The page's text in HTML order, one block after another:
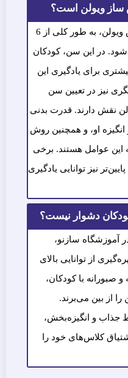
ویولن است؟
سن مناسب برای شروع آموزش ویولن، به طور کلی از 6
در این سن، کودکان
برای یادگیری این
نیز در تعیین سن
نقش دارند. قدرت بدنی
انگیزه او، و همچنین روش
این عوامل هستند. برخی
نیز توانایی یادگیری
کودکان دشوار نیست؟
آموزشگاه سازنو،
از توانایی بالای
صبورانه با کودکان،
از بین می‌برند.
هنرجویان ما به دلیل همین محیط جذاب و انگیزه‎‌بخش،
با اشتیاق کلاس‌های خود را